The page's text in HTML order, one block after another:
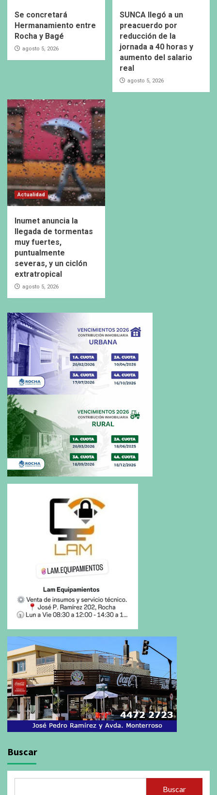
Se concretará
Hermanamiento entre
Rocha y Bagé
agosto 5, 2026
SUNCA llegó a un
preacuerdo por
reducción de la
jornada a 40 horas y
aumento del salario
real
agosto 5, 2026
Actualidad
Inumet anuncia la
llegada de tormentas
muy fuertes,
puntualmente
severas, y un ciclón
extratropical
agosto 5, 2026
Buscar
Buscar